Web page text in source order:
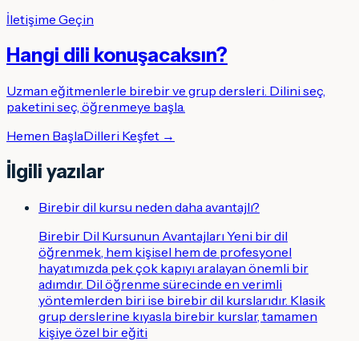
İletişime Geçin
Hangi dili konuşacaksın?
Uzman eğitmenlerle birebir ve grup dersleri. Dilini seç,
paketini seç, öğrenmeye başla.
Hemen BaşlaDilleri Keşfet →
İlgili yazılar
Birebir dil kursu neden daha avantajlı?
Birebir Dil Kursunun Avantajları Yeni bir dil
öğrenmek, hem kişisel hem de profesyonel
hayatımızda pek çok kapıyı aralayan önemli bir
adımdır. Dil öğrenme sürecinde en verimli
yöntemlerden biri ise birebir dil kurslarıdır. Klasik
grup derslerine kıyasla birebir kurslar, tamamen
kişiye özel bir eğiti